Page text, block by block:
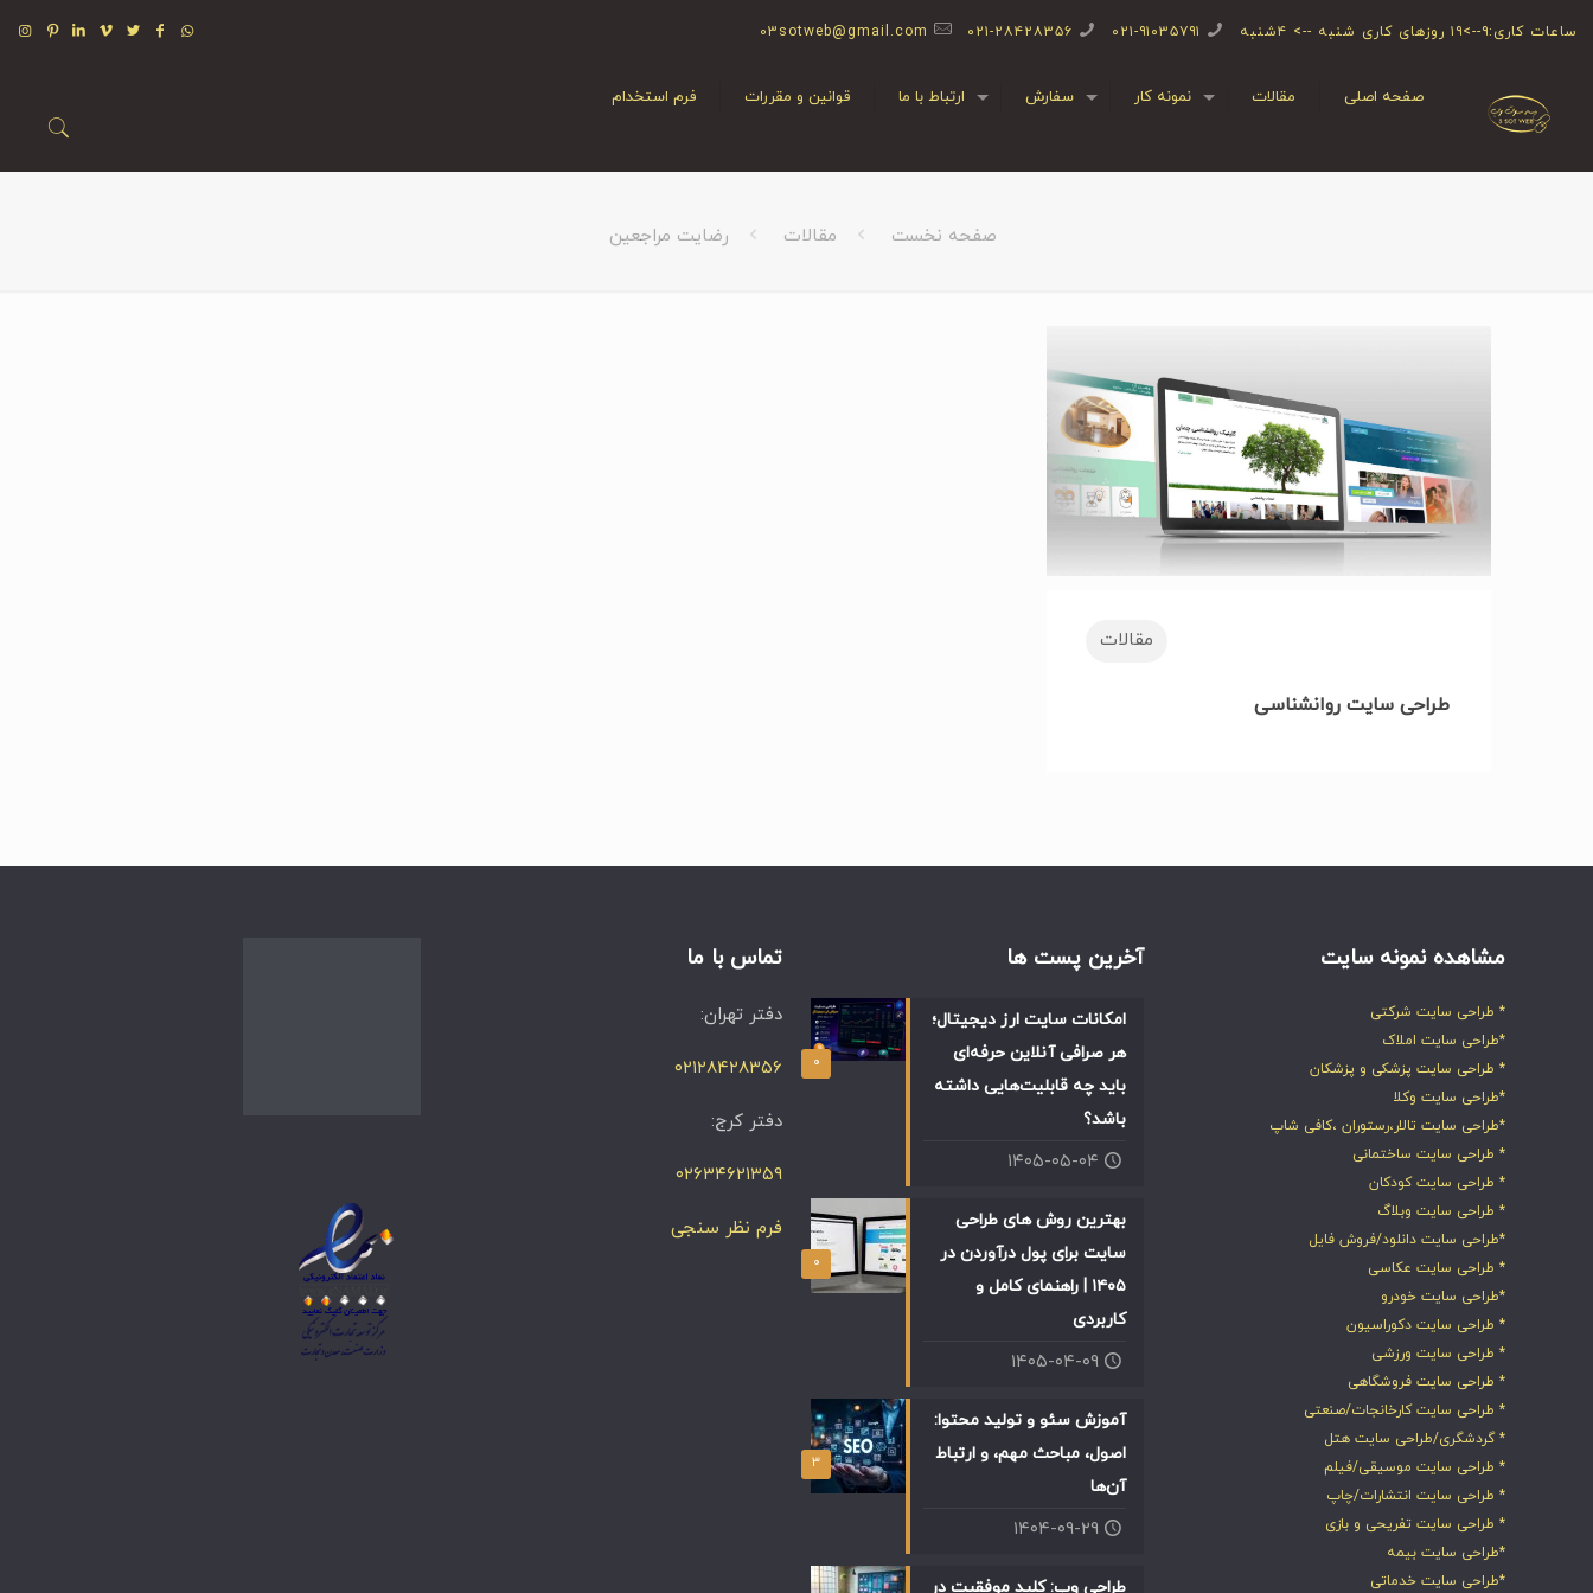
ساعات کاری:۹-->۱۹ روزهای کاری شنبه --> ۴شنبه ۰۲۱-۹۱۰۳۵۷۹۱ ۰۲۱-۲۸۴۲۸۳۵۶ 03sotweb@gmail.com
صفحه اصلی مقالات نمونه کار سفارش ارتباط با ما قوانین و مقررات فرم استخدام
صفحه نخست مقالات رضایت مراجعین
مقالات
طراحی سایت روانشناسی
مشاهده نمونه سایت
* طراحی سایت شرکتی
*طراحی سایت املاک
* طراحی سایت پزشکی و پزشکان
*طراحی سایت وکلا
*طراحی سایت تالار،رستوران ،کافی شاپ
* طراحی سایت ساختمانی
* طراحی سایت کودکان
* طراحی سایت وبلاگ
*طراحی سایت دانلود/فروش فایل
* طراحی سایت عکاسی
*طراحی سایت خودرو
* طراحی سایت دکوراسیون
* طراحی سایت ورزشی
* طراحی سایت فروشگاهی
* طراحی سایت کارخانجات/صنعتی
* گردشگری/طراحی سایت هتل
* طراحی سایت موسیقی/فیلم
* طراحی سایت انتشارات/چاپ
* طراحی سایت تفریحی و بازی
*طراحی سایت بیمه
*طراحی سایت خدماتی
آخرین پست ها
۰
امکانات سایت ارز دیجیتال؛
هر صرافی آنلاین حرفه‌ای
باید چه قابلیت‌هایی داشته
باشد؟
۱۴۰۵-۰۵-۰۴
۰
بهترین روش های طراحی
سایت برای پول درآوردن در
۱۴۰۵ | راهنمای کامل و
کاربردی
۱۴۰۵-۰۴-۰۹
۳
آموزش سئو و تولید محتوا:
اصول، مباحث مهم، و ارتباط
آن‌ها
۱۴۰۴-۰۹-۲۹
طراحی وب: کلید موفقیت در
تماس با ما
دفتر تهران:
۰۲۱۲۸۴۲۸۳۵۶
دفتر کرج:
۰۲۶۳۴۶۲۱۳۵۹
فرم نظر سنجی